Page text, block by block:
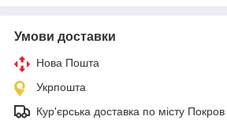
Умови доставки
Нова Пошта
Укрпошта
Кур'єрська доставка по місту Покров